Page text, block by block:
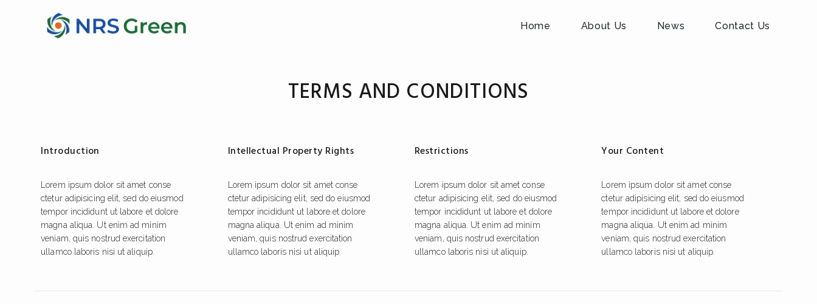
Home About Us News Contact Us
TERMS AND CONDITIONS
Introduction
Lorem ipsum dolor sit amet conse
ctetur adipisicing elit, sed do eiusmod
tempor incididunt ut labore et dolore
magna aliqua. Ut enim ad minim
veniam, quis nostrud exercitation
ullamco laboris nisi ut aliquip.
Intellectual Property Rights
Lorem ipsum dolor sit amet conse
ctetur adipisicing elit, sed do eiusmod
tempor incididunt ut labore et dolore
magna aliqua. Ut enim ad minim
veniam, quis nostrud exercitation
ullamco laboris nisi ut aliquip.
Restrictions
Lorem ipsum dolor sit amet conse
ctetur adipisicing elit, sed do eiusmod
tempor incididunt ut labore et dolore
magna aliqua. Ut enim ad minim
veniam, quis nostrud exercitation
ullamco laboris nisi ut aliquip.
Your Content
Lorem ipsum dolor sit amet conse
ctetur adipisicing elit, sed do eiusmod
tempor incididunt ut labore et dolore
magna aliqua. Ut enim ad minim
veniam, quis nostrud exercitation
ullamco laboris nisi ut aliquip.